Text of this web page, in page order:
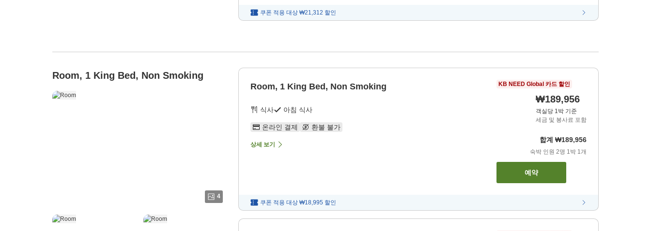
쿠폰 적용 대상 ₩21,312 할인
Room, 1 King Bed, Non Smoking
4
Room, 1 King Bed, Non Smoking
식사 아침 식사
온라인 결제 환불 불가
상세 보기
KB NEED Global 카드 할인
₩189,956
객실당 1박 기준
세금 및 봉사료 포함
합계 ₩189,956
숙박 인원 2명 1박 1개
예약
쿠폰 적용 대상 ₩18,995 할인